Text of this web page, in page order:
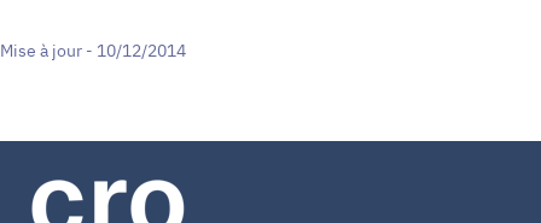
Mise à jour - 10/12/2014